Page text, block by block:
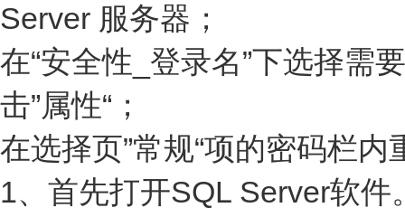
Server 服务器；
在“安全性_登录名”下选择需
击”属性“；
在选择页”常规“项的密码栏
1、首先打开SQL Server软件